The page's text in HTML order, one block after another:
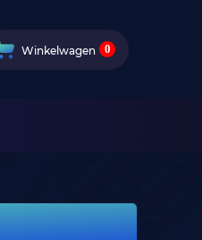
Winkelwagen 0